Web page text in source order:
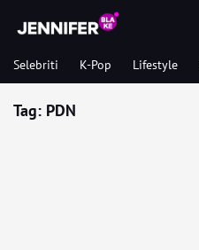
Selebriti K-Pop Lifestyle
Tag: PDN